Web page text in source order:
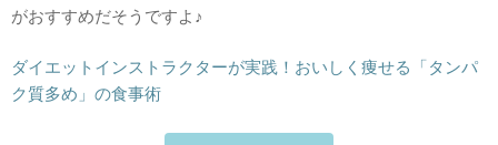
がおすすめだそうですよ♪
ダイエットインストラクターが実践！おいしく痩せる「タンパ
ク質多め」の食事術